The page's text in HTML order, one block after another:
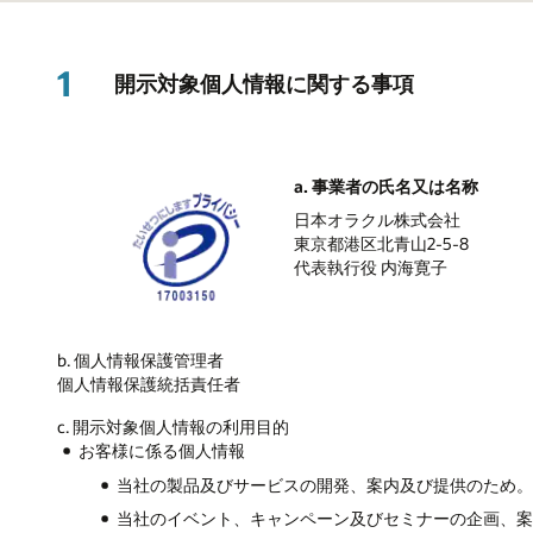
1 開示対象個人情報に関する事項
a. 事業者の氏名又は名称
日本オラクル株式会社
東京都港区北青山2-5-8
代表執行役 内海寛子
b. 個人情報保護管理者
個人情報保護統括責任者
c. 開示対象個人情報の利用目的
お客様に係る個人情報
当社の製品及びサービスの開発、案内及び提供のため。
当社のイベント、キャンペーン及びセミナーの企画、案